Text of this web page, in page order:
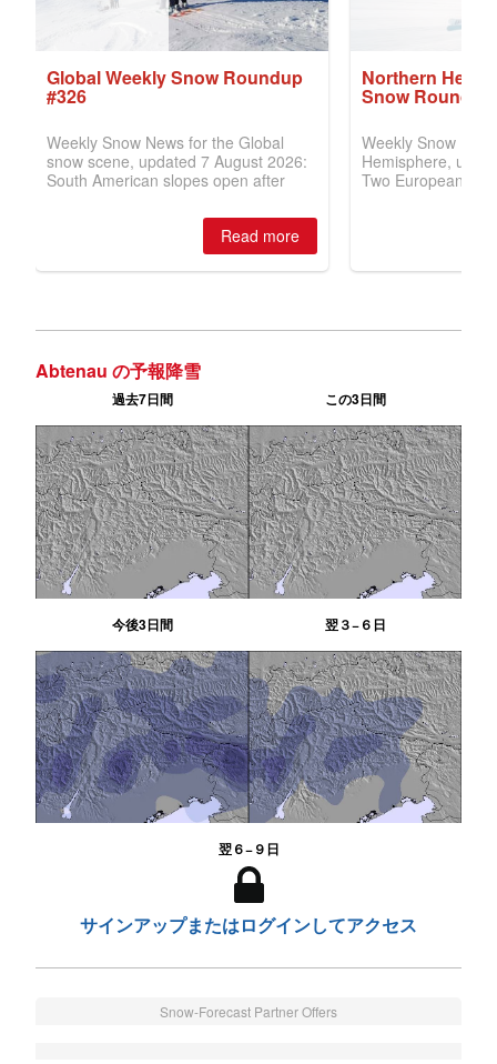
Abtenau の予報降雪
過去7日間 この3日間
今後3日間 翌３−６日
翌６−９日
サインアップまたはログインしてアクセス
Snow-Forecast Partner Offers